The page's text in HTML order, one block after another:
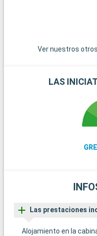
Ver nuestros
LAS
Las prestaciones
Alojamiento en la